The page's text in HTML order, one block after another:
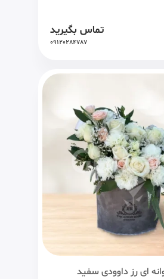
تماس بگیرید
09120284787
ای رز داوودی سفید